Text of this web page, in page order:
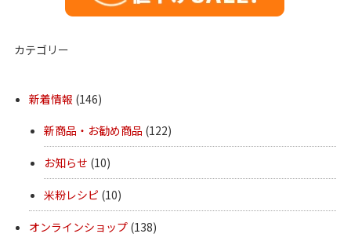
カテゴリー
新着情報 (146)
新商品・お勧め商品 (122)
お知らせ (10)
米粉レシピ (10)
オンラインショップ (138)